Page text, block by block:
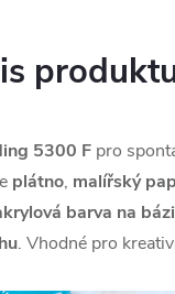
5300 F pro
plátno, malířský
barva na
. Vhodné pro